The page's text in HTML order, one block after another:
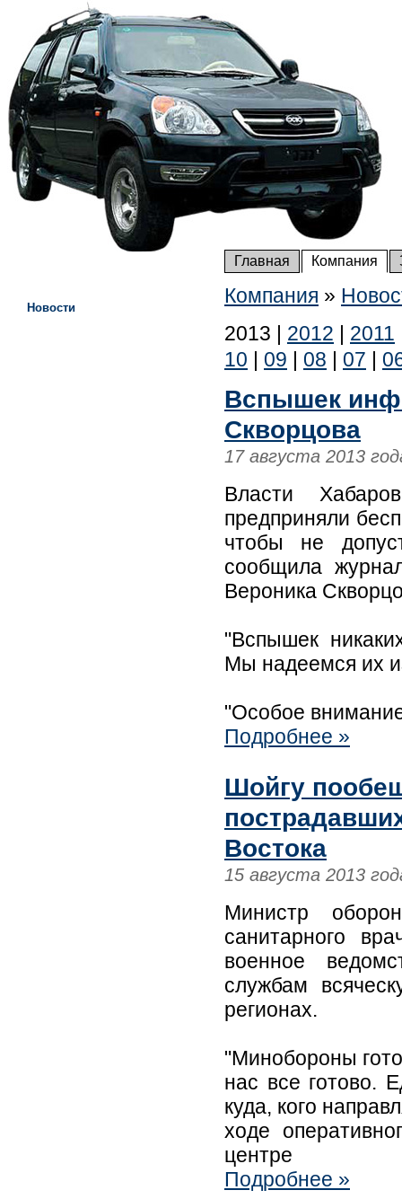
Главная Компания
Компания »
2013 | 2012 | 2011
10 | 09 | 08 | 07 |
Вспышек
Скворцова
17 августа 2013
Власти
предприняли
чтобы не
сообщила
Вероника
"Вспышек
Мы надеемся их
"Особое
Подробнее »
Шойгу
Востока
15 августа 2013
Министр
санитарного
военное
службам
регионах.
"Минобороны
нас все готово.
куда, кого
ходе
центре
Подробнее »
Новости